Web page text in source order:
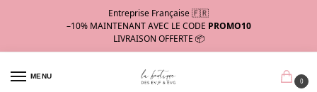
Entreprise Française 🇫🇷
–10% MAINTENANT AVEC LE CODE PROMO10
LIVRAISON OFFERTE 📦
MENU
0